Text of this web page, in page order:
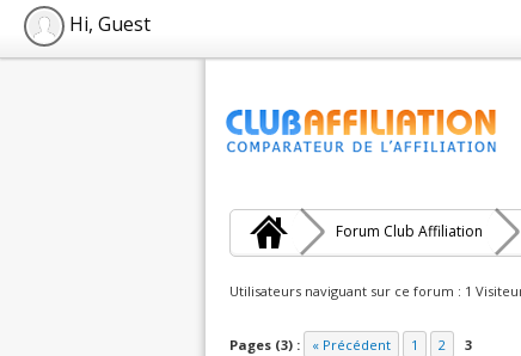
Hi, Guest
Forum Club Affiliation
Utilisateurs naviguant sur ce forum : 1
Pages (3) : « Précédent 1 2 3